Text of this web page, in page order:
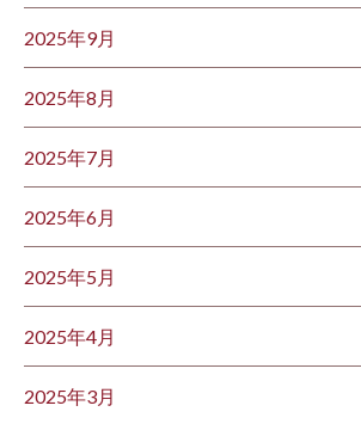
2025年9月
2025年8月
2025年7月
2025年6月
2025年5月
2025年4月
2025年3月